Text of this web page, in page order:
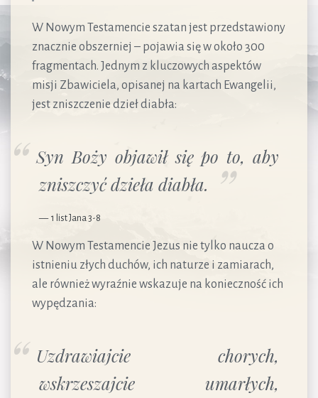
W Nowym Testamencie szatan jest przedstawiony
znacznie obszerniej – pojawia się w około 300
fragmentach. Jednym z kluczowych aspektów
misji Zbawiciela, opisanej na kartach Ewangelii,
jest zniszczenie dzieł diabła:
Syn Boży objawił się po to, aby
zniszczyć dzieła diabła.
1 list Jana 3-8
W Nowym Testamencie Jezus nie tylko naucza o
istnieniu złych duchów, ich naturze i zamiarach,
ale również wyraźnie wskazuje na konieczność ich
wypędzania:
Uzdrawiajcie chorych,
wskrzeszajcie umarłych,